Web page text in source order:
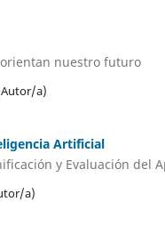
nuestro futuro
a)
Artificial
y Evaluación del
a)